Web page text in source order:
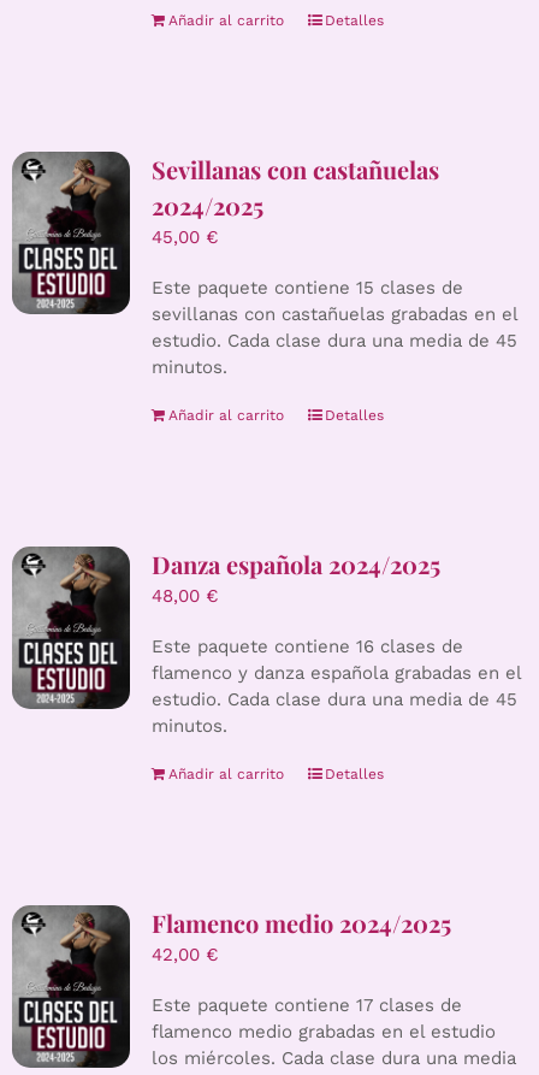
Añadir al carrito Detalles
Sevillanas con castañuelas
2024/2025
45,00 €
Este paquete contiene 15 clases de
sevillanas con castañuelas grabadas en el
estudio. Cada clase dura una media de 45
minutos.
Añadir al carrito Detalles
Danza española 2024/2025
48,00 €
Este paquete contiene 16 clases de
flamenco y danza española grabadas en el
estudio. Cada clase dura una media de 45
minutos.
Añadir al carrito Detalles
Flamenco medio 2024/2025
42,00 €
Este paquete contiene 17 clases de
flamenco medio grabadas en el estudio
los miércoles. Cada clase dura una media